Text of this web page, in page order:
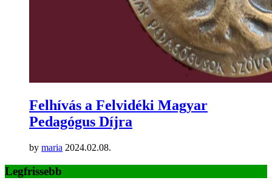
Felhívás a Felvidéki Magyar
Pedagógus Díjra
by maria 2024.02.08.
Legfrissebb